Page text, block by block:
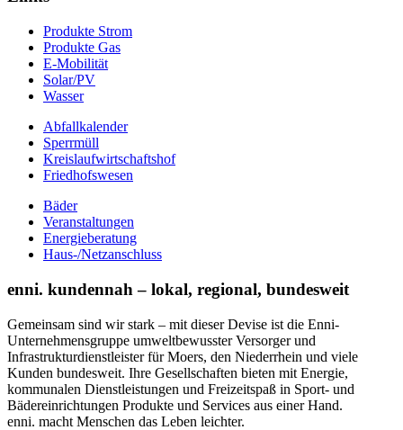
Produkte Strom
Produkte Gas
E-Mobilität
Solar/PV
Wasser
Abfallkalender
Sperrmüll
Kreislaufwirtschaftshof
Friedhofswesen
Bäder
Veranstaltungen
Energieberatung
Haus-/Netzanschluss
enni. kundennah – lokal, regional, bundesweit
Gemeinsam sind wir stark – mit dieser Devise ist die Enni-
Unternehmensgruppe umweltbewusster Versorger und
Infrastrukturdienstleister für Moers, den Niederrhein und viele
Kunden bundesweit. Ihre Gesellschaften bieten mit Energie,
kommunalen Dienstleistungen und Freizeitspaß in Sport- und
Bädereinrichtungen Produkte und Services aus einer Hand.
enni. macht Menschen das Leben leichter.